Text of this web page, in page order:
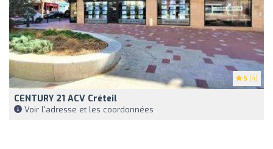
5 (4)
CENTURY 21 ACV Créteil
Voir l'adresse et les coordonnées